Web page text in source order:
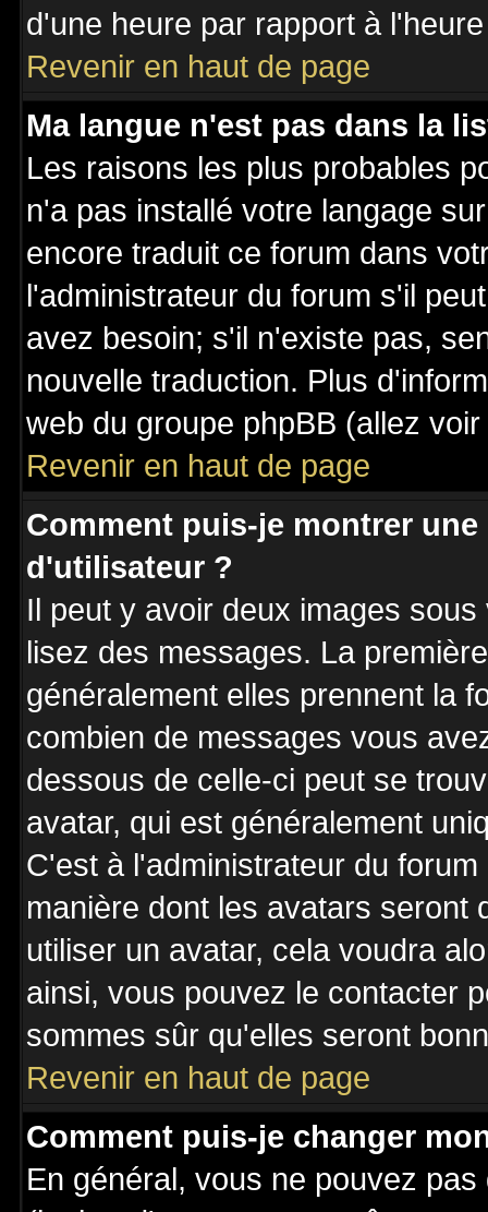
d'une heure par rapport à
Revenir en haut de page
Ma langue n'est pas dans la
Les raisons les plus probables
n'a pas installé votre langage
encore traduit ce forum dans
l'administrateur du forum s'il
avez besoin; s'il n'existe pas,
nouvelle traduction. Plus
web du groupe phpBB (allez
Revenir en haut de page
Comment puis-je montrer
d'utilisateur ?
Il peut y avoir deux images
lisez des messages. La
généralement elles prennent la
combien de messages vous
dessous de celle-ci peut se
avatar, qui est généralement
C'est à l'administrateur du
manière dont les avatars seront
utiliser un avatar, cela voudra
ainsi, vous pouvez le contacter
sommes sûr qu'elles seront
Revenir en haut de page
Comment puis-je changer
En général, vous ne pouvez